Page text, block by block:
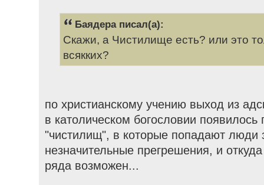
Баядера писал(а):
Скажи, а Чистилище есть? или это
всякких?
по христианскому учению выход из
в католическом богословии
"чистилищ", в которые попадают люди
незначительные прегрешения, и
ряда возможен...